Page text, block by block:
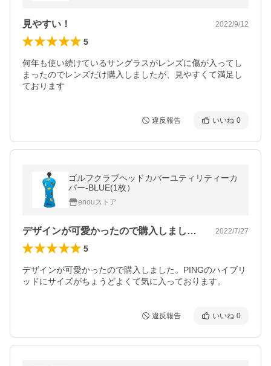
見やすい！ 2022/9/12
5
何年も使い続けているサングラスがレンズに傷が入ってし
まったのでレンズだけ購入しましたが、見やすくて満足し
ております
違反報告 いいね 0
ゴルフクラブヘッドカバーユティリティーカ
バー-BLUE(1枚）
enouストア
デザインが可愛かったので購入しました。… 2022/7/27
5
デザインが可愛かったので購入しました。PINGのハイブリ
ッドにサイズがちょうどよくて気に入っております。
違反報告 いいね 0